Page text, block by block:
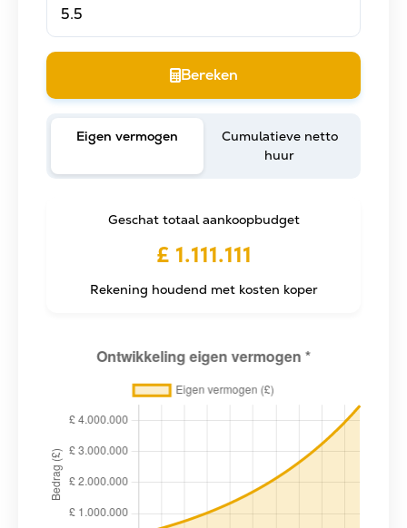
Bereken
Eigen vermogen
Cumulatieve netto
huur
Geschat totaal aankoopbudget
£ 1.111.111
Rekening houdend met kosten koper